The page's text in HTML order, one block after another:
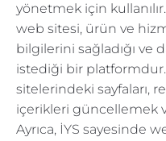
yönetmek için
web sitesi, ürün ve
bilgilerini sağladığı ve
istediği bir
sitelerindeki sayfaları,
içerikleri güncellemek
Ayrıca, İYS sayesinde